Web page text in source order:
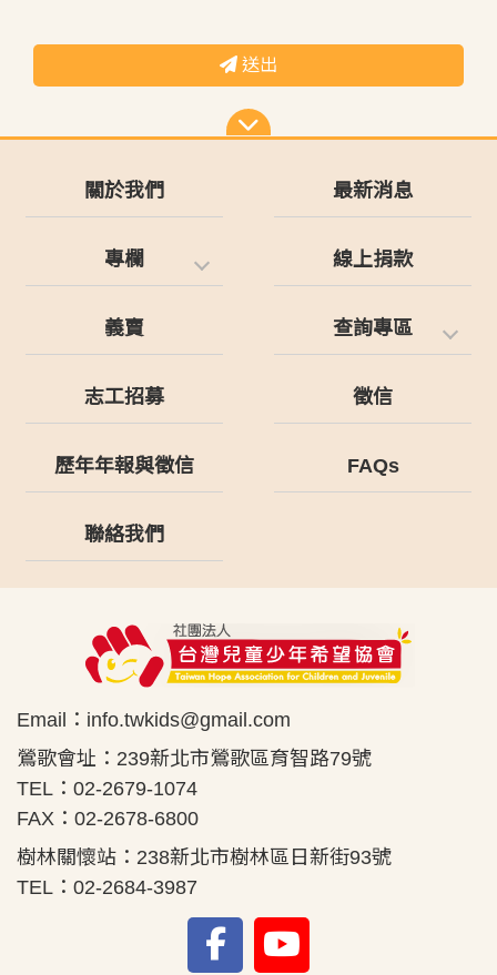
送出
關於我們 最新消息
專欄 線上捐款
義賣 查詢專區
志工招募 徵信
歷年年報與徵信 FAQs
聯絡我們
Email： info.twkids@gmail.com
鶯歌會址：239新北市鶯歌區育智路79號
TEL：02-2679-1074
FAX：02-2678-6800
樹林關懷站：238新北市樹林區日新街93號
TEL：02-2684-3987